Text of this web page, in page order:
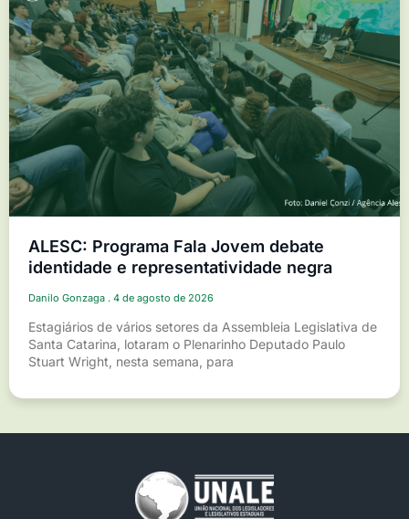
ALESC: Programa Fala Jovem debate
identidade e representatividade negra
Danilo Gonzaga 4 de agosto de 2026
Estagiários de vários setores da Assembleia Legislativa de
Santa Catarina, lotaram o Plenarinho Deputado Paulo
Stuart Wright, nesta semana, para